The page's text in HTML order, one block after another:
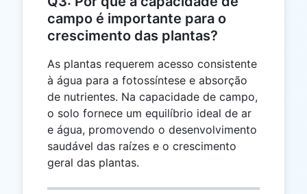
campo é importante para o
crescimento das plantas?
As plantas requerem acesso consistente
à água para a fotossíntese e absorção
de nutrientes. Na capacidade de campo,
o solo fornece um equilíbrio ideal de ar
e água, promovendo o desenvolvimento
saudável das raízes e o crescimento
geral das plantas.